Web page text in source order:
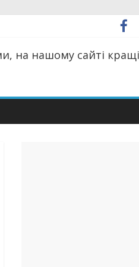
на нашому сайті кращі